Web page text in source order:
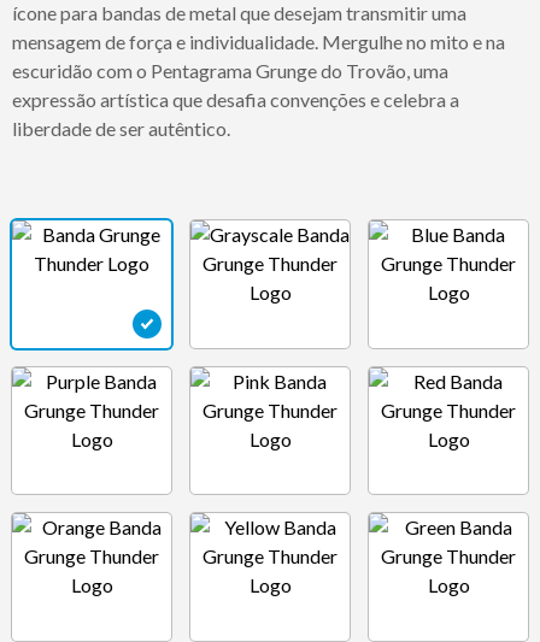
ícone para bandas de metal que desejam transmitir uma
mensagem de força e individualidade. Mergulhe no mito e na
escuridão com o Pentagrama Grunge do Trovão, uma
expressão artística que desafia convenções e celebra a
liberdade de ser autêntico.